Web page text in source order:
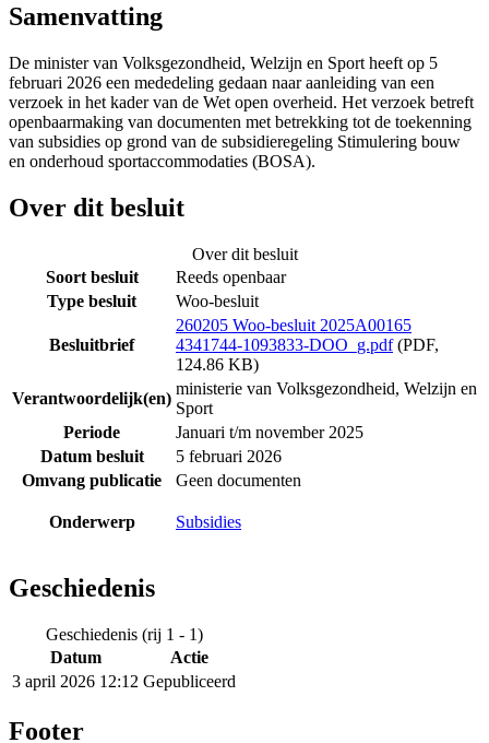
Samenvatting
De minister van Volksgezondheid, Welzijn en Sport heeft op 5
februari 2026 een mededeling gedaan naar aanleiding van een
verzoek in het kader van de Wet open overheid. Het verzoek betreft
openbaarmaking van documenten met betrekking tot de toekenning
van subsidies op grond van de subsidieregeling Stimulering bouw
en onderhoud sportaccommodaties (BOSA).
Over dit besluit
Over dit besluit
Soort besluit
Reeds openbaar
Type besluit
Woo-besluit
Besluitbrief
260205 Woo-besluit 2025A00165
4341744-1093833-DOO_g.pdf(PDF,
124.86 KB)
Verantwoordelijk(en)
ministerie van Volksgezondheid, Welzijn en
Sport
Periode
Januari t/m november 2025
Datum besluit
5 februari 2026
Omvang publicatie
Geen documenten
Onderwerp Subsidies
Geschiedenis
Geschiedenis (rij 1 - 1)
Datum
Actie
3 april 2026 12:12 Gepubliceerd
Footer